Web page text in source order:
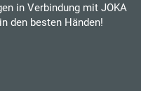
in Verbindung mit JOKA
den besten Händen!